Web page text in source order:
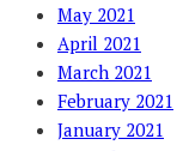
May 2021
April 2021
March 2021
February 2021
January 2021